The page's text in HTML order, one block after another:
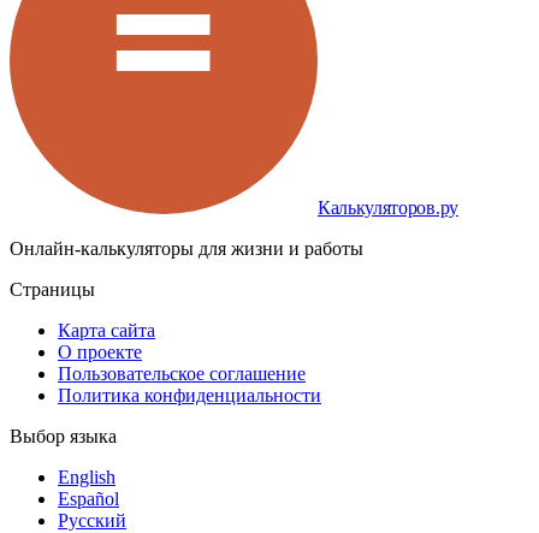
Калькуляторов.ру
Онлайн-калькуляторы для жизни и работы
Страницы
Карта сайта
О проекте
Пользовательское соглашение
Политика конфиденциальности
Выбор языка
English
Español
Русский